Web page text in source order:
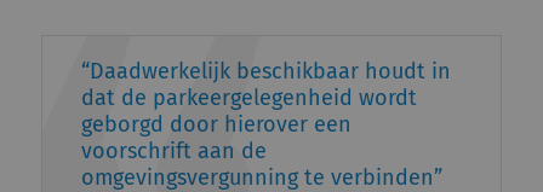
Daadwerkelijk beschikbaar houdt in
dat de parkeergelegenheid wordt
geborgd door hierover een
voorschrift aan de
omgevingsvergunning te verbinden